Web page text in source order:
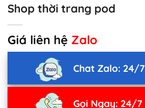
Shop thời trang pod
Giá liên hệ Zalo
Chat Zalo: 24/7
Gọi Ngay: 24/7